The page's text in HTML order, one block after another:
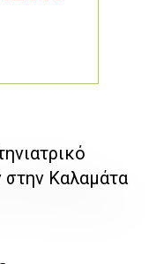
στην Καλαμάτα